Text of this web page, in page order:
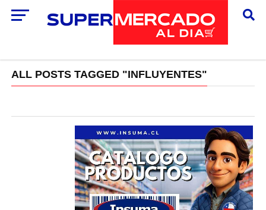
ALL POSTS TAGGED "INFLUYENTES"